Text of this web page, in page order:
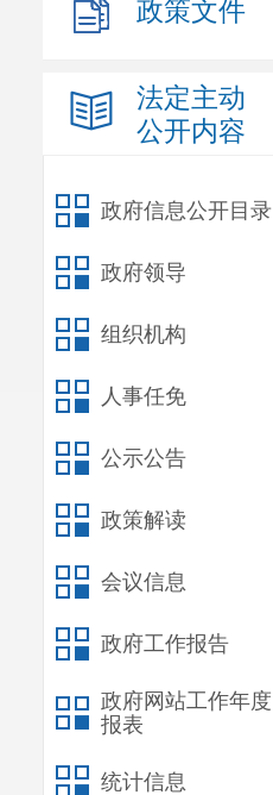
政策文件
法定主动
公开内容
政府信息公开目录
政府领导
组织机构
人事任免
公示公告
政策解读
会议信息
政府工作报告
政府网站工作年度
报表
统计信息